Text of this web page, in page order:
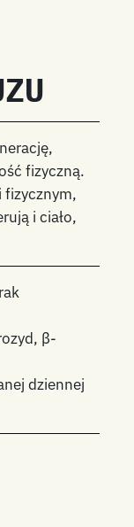
fizyczną.
fizycznym,
i ciało,
β-
dziennej